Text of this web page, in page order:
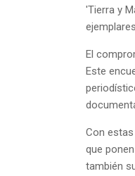
'Tierra y
El
Este
Con
que
también